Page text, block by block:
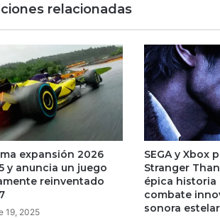
relacionadas
expansión 2026
y anuncia un juego
reinventado
19, 2025
SEGA y Xbox
Stranger
épica historia
combate
sonora estelar